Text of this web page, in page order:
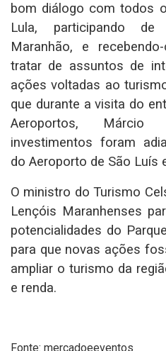
bom diálogo com todos
Lula, participando
Maranhão, e
tratar de assuntos de
ações voltadas ao
que durante a visita do
Aeroportos, Márcio
investimentos foram
do Aeroporto de São Luís
O ministro do Turismo
Lençóis Maranhenses
potencialidades do
para que novas ações
ampliar o turismo da
e renda.
Fonte: mercadoeeventos